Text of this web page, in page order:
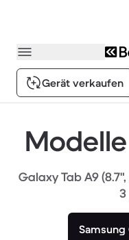
Gerät verkaufen
Galaxy Tab A9
3
Samsung